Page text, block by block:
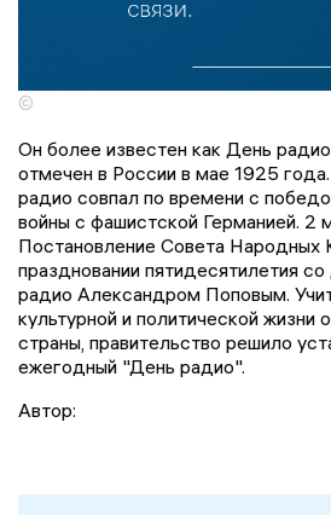
©
Он более известен как День
отмечен в России в мае 1925
радио совпал по времени с
войны с фашистской Германией. 2
Постановление Совета
праздновании пятидесятилетия
радио Александром Поповым.
культурной и политической жизни
страны, правительство решило
ежегодный "День радио".
Автор: